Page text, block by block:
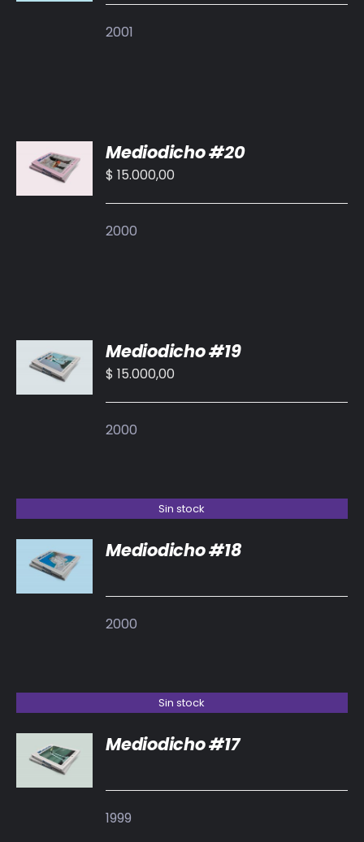
2001
AL
CARRITO
/
Mediodicho #20
$ 15.000,00
2000
AL
CARRITO
/
Mediodicho #19
$ 15.000,00
2000
Sin stock
DETALLES
Mediodicho #18
2000
Sin stock
DETALLES
Mediodicho #17
1999